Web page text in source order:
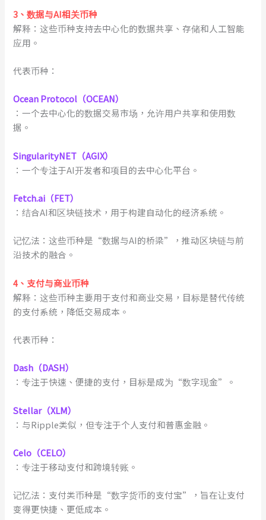
3 、数据与AI相关币种
解释：这些币种支持去中心化的数据共享、存储和人工智能
应用。
代表币种：
Ocean Protocol（OCEAN）
：一个去中心化的数据交易市场，允许用户共享和使用数
据。
SingularityNET（AGIX）
：一个专注于AI开发者和项目的去中心化平台。
Fetch.ai（FET）
：结合AI和区块链技术，用于构建自动化的经济系统。
记忆法：这些币种是“数据与AI的桥梁”，推动区块链与前
沿技术的融合。
4 、 支付与商业币种
解释：这些币种主要用于支付和商业交易，目标是替代传统
的支付系统，降低交易成本。
代表币种：
Dash（DASH）
：专注于快速、便捷的支付，目标是成为“数字现金”。
Stellar（XLM）
：与Ripple类似，但专注于个人支付和普惠金融。
Celo（CELO）
：专注于移动支付和跨境转账。
记忆法：支付类币种是“数字货币的支付宝”，旨在让支付
变得更快捷、更低成本。